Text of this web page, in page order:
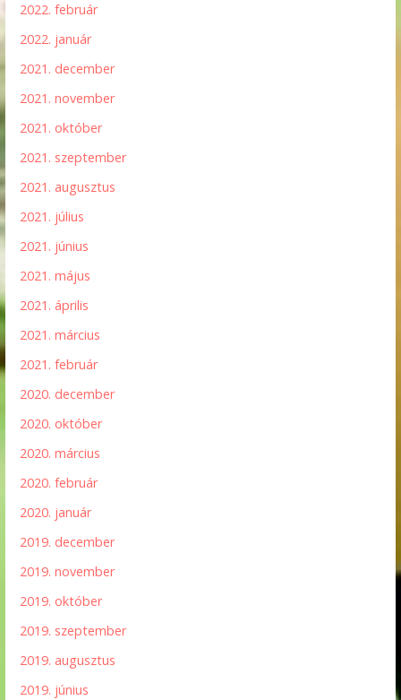
2022. február
2022. január
2021. december
2021. november
2021. október
2021. szeptember
2021. augusztus
2021. július
2021. június
2021. május
2021. április
2021. március
2021. február
2020. december
2020. október
2020. március
2020. február
2020. január
2019. december
2019. november
2019. október
2019. szeptember
2019. augusztus
2019. június